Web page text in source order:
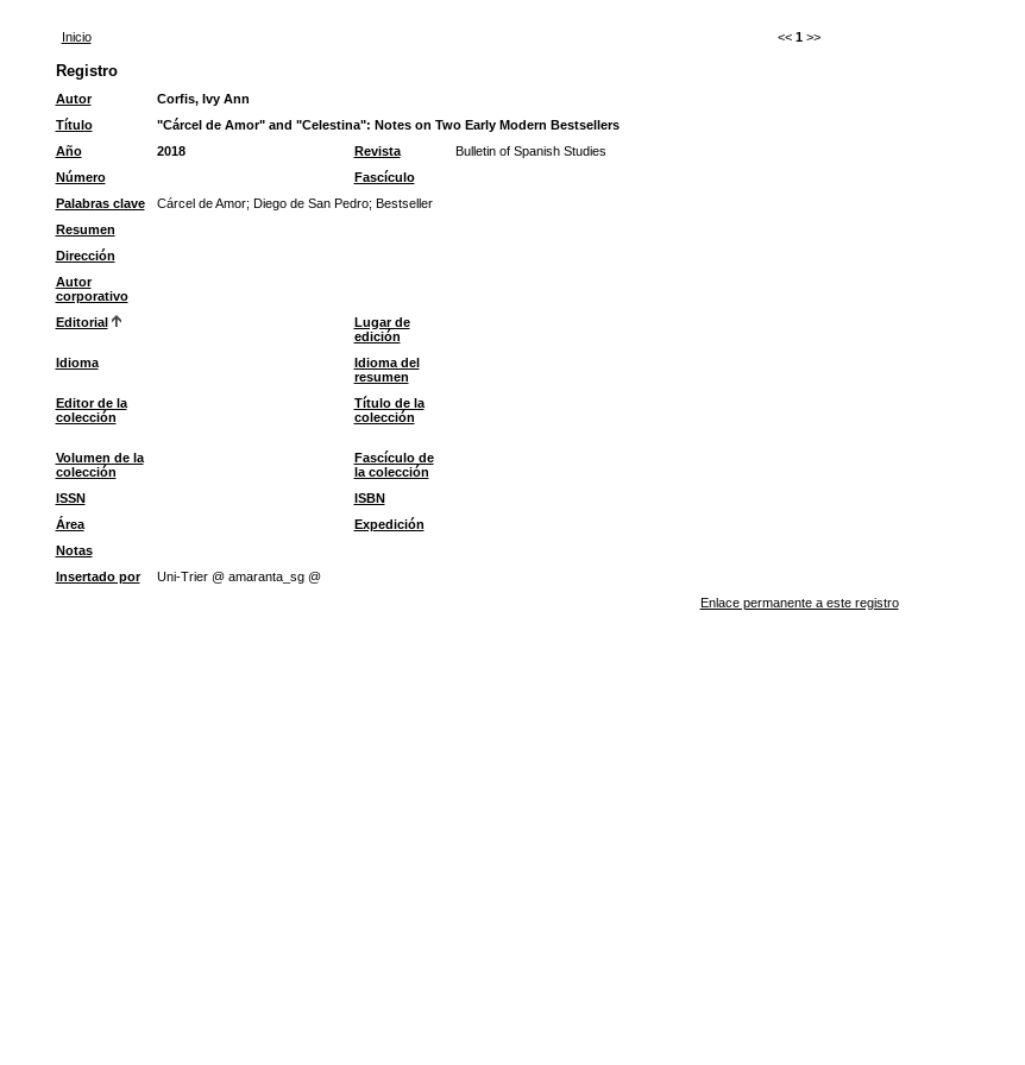
Inicio << 1 >>
Registro
Autor
Corfis, Ivy Ann
Título
"Cárcel de Amor" and "Celestina": Notes on Two Early Modern Bestsellers
Año
2018 Revista Bulletin of Spanish Studies
Número
Fascículo
Palabras clave
Cárcel de Amor; Diego de San Pedro; Bestseller
Resumen
Dirección
Autor
corporativo
Editorial
Lugar de
edición
Idioma
Idioma del
resumen
Editor de la
colección
Título de la
colección
Volumen de la
colección
Fascículo de
la colección
ISSN ISBN
Área
Expedición
Notas
Insertado por
Uni-Trier @ amaranta_sg @
Enlace permanente a este registro